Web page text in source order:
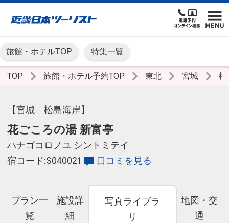
旅館・ホテルTOP 特集一覧
TOP 旅館・ホテル予約TOP 東北 宮城
【宮城 松島海岸】
花ごころの湯 新富亭
ハナゴコロノユ シントミテイ
宿コード:S040021
口コミを見る
プラン一
覧
施設詳
細
写真ライブラ
リ
地図・交
通